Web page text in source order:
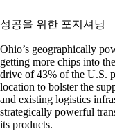
성공을 위한 포지셔닝
Ohio’s geographically
getting more chips into
drive of 43% of the U.S.
location to bolster the
and existing logistics
strategically powerful
its products.